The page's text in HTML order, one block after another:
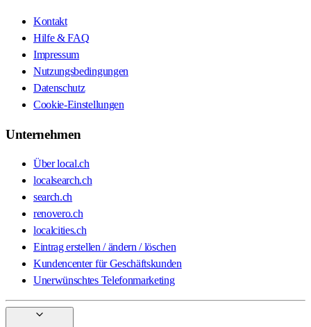
Kontakt
Hilfe & FAQ
Impressum
Nutzungsbedingungen
Datenschutz
Cookie-Einstellungen
Unternehmen
Über local.ch
localsearch.ch
search.ch
renovero.ch
localcities.ch
Eintrag erstellen / ändern / löschen
Kundencenter für Geschäftskunden
Unerwünschtes Telefonmarketing